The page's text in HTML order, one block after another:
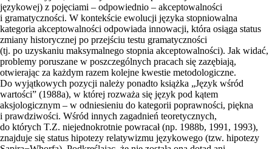
językowej) z pojęciami – odpowiednio – akceptowalności
i gramatyczności. W kontekście ewolucji języka stopniowalna
kategoria akceptowalności odpowiada innowacji, która osiąga status
zmiany historycznej po przejściu testu gramatyczności
(tj. po uzyskaniu maksymalnego stopnia akceptowalności). Jak widać,
problemy poruszane w poszczególnych pracach się zazębiają,
otwierając za każdym razem kolejne kwestie metodologiczne.
Do wyjątkowych pozycji należy ponadto książka „Język wśród
wartości” (1988a), w której rozważa się język pod kątem
aksjologicznym – w odniesieniu do kategorii poprawności, piękna
i prawdziwości. Wśród innych zagadnień teoretycznych,
do których T.Z. niejednokrotnie powracał (np. 1988b, 1991, 1993),
znajduje się status hipotezy relatywizmu językowego (tzw. hipotezy